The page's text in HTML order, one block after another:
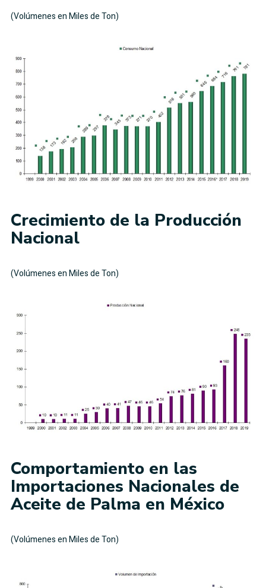
(Volúmenes en Miles de Ton)
Crecimiento de la Producción
Nacional
(Volúmenes en Miles de Ton)
Comportamiento en las
Importaciones Nacionales de
Aceite de Palma en México
(Volúmenes en Miles de Ton)